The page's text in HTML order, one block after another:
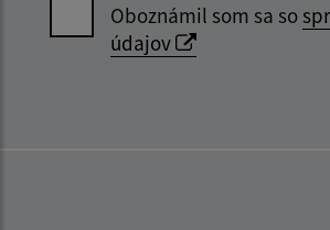
Oboznámil som sa so
údajov